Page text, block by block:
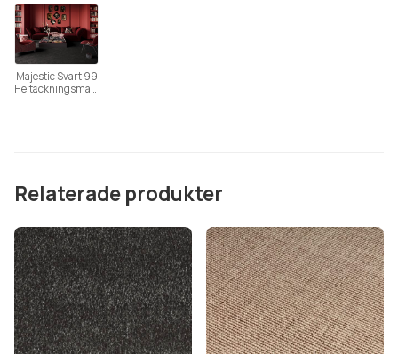
denna kollektion finns att se på live i båda våra butiker.
a
Majestic Svart 99
Heltäckningsmatt
Relaterade produkter